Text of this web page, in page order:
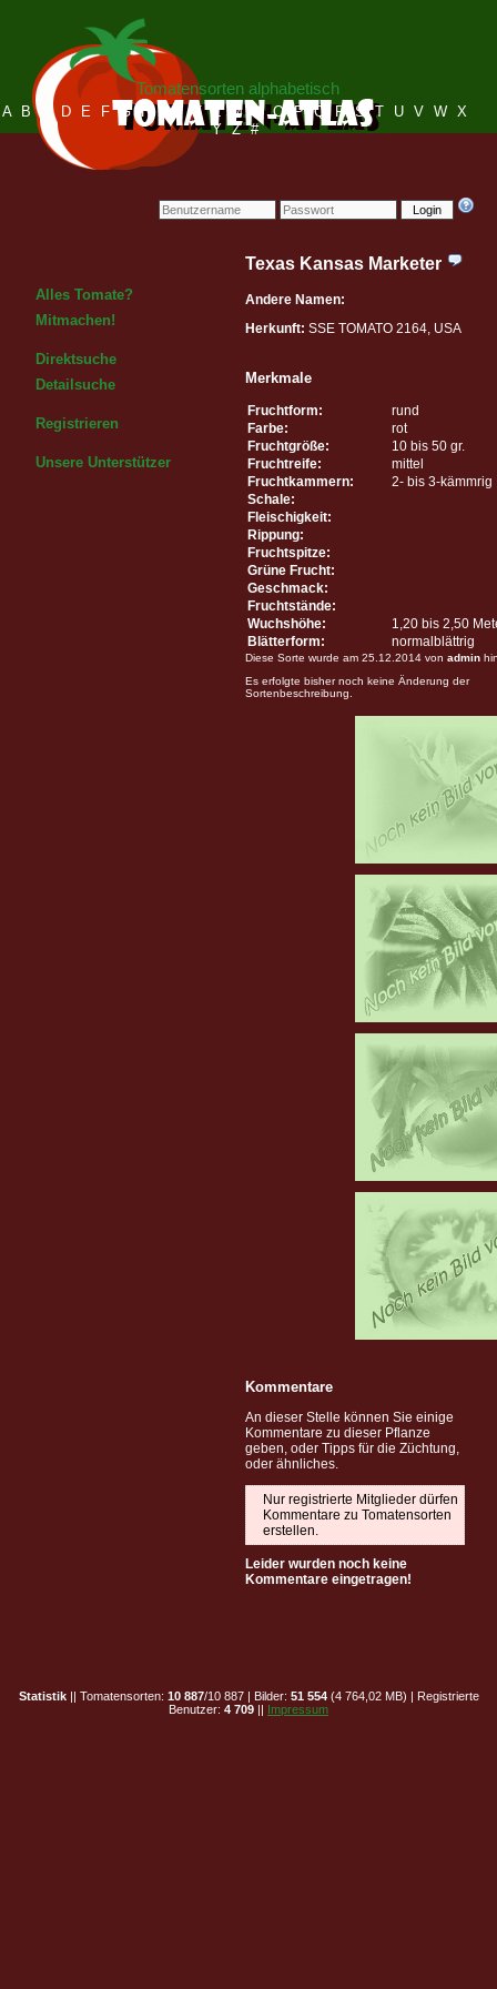
Login
Tomatensorten alphabetisch
A B C D E F G H I J K L M N O P Q R S T U V W X
Y Z #
Alles Tomate?
Mitmachen!
Direktsuche
Detailsuche
Registrieren
Unsere Unterstützer
Texas Kansas Marketer
Andere Namen:
Herkunft: SSE TOMATO 2164, USA
Merkmale
Fruchtform:
rund
Farbe:
rot
Fruchtgröße:
10 bis 50 gr.
Fruchtreife:
mittel
Fruchtkammern:
2- bis 3-kämmrig
Schale:
Fleischigkeit:
Rippung:
Fruchtspitze:
Grüne Frucht:
Geschmack:
Fruchtstände:
Wuchshöhe:
1,20 bis 2,50
Blätterform:
normalblättrig
Diese Sorte wurde am 25.12.2014 von admin
Es erfolgte bisher noch keine Änderung der
Sortenbeschreibung.
Kommentare
An dieser Stelle können Sie einige
Kommentare zu dieser Pflanze
geben, oder Tipps für die Züchtung,
oder ähnliches.
Nur registrierte Mitglieder dürfen
Kommentare zu Tomatensorten
erstellen.
Leider wurden noch keine
Kommentare eingetragen!
Statistik|| Tomatensorten: 10 887/10 887 | Bilder: 51 554(4 764,02 MB) | Registrierte
Benutzer: 4 709 || Impressum